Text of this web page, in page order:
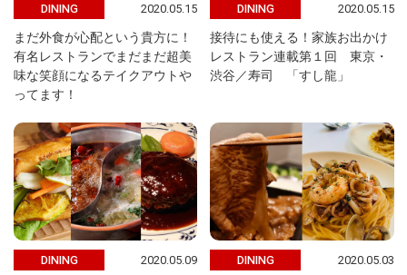
DINING 2020.05.15
まだ外食が心配という貴方に！
有名レストランでまだまだ超美
味な笑顔になるテイクアウトや
ってます！
DINING 2020.05.15
接待にも使える！家族お出かけ
レストラン連載第１回 東京・
渋谷／寿司 「すし龍」
DINING 2020.05.09 DINING 2020.05.03